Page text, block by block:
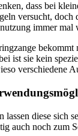
dass bei
versucht, doch
immer mal
ist sie kein
verschiedene
lassen diese sich
auch noch zum